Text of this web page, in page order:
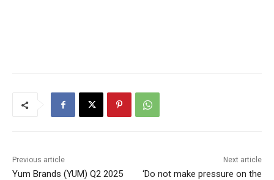
Previous article
Yum Brands (YUM) Q2 2025
Next article
‘Do not make pressure on the